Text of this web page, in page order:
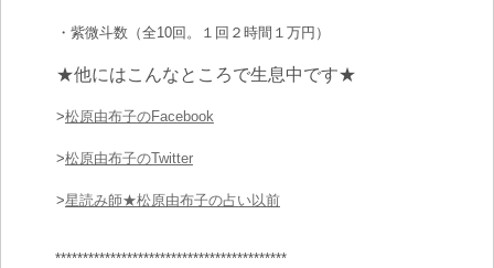
・紫微斗数（全10回。１回２時間１万円）
★他にはこんなところで生息中です★
>松原由布子のFacebook
>松原由布子のTwitter
>星読み師★松原由布子の占い以前
******************************************